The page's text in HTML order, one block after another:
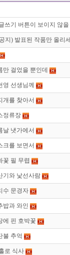
쓰기 버튼이 보이지 않
지) 발표된 작품만 올리
만 걸었을 뿐인데
영 선생님께
개를 찾아서
정류장
날 냇가에서
크를 보면서
꽃 필 무렵
기와 낯선사람
수 문경자
밥과 와인
에 핀 호박꽃
불 추억
로 식사